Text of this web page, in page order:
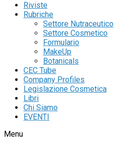
Riviste
Rubriche
Settore Nutraceutico
Settore Cosmetico
Formulario
MakeUp
Botanicals
CEC Tube
Company Profiles
Legislazione Cosmetica
Libri
Chi Siamo
EVENTI
Menu